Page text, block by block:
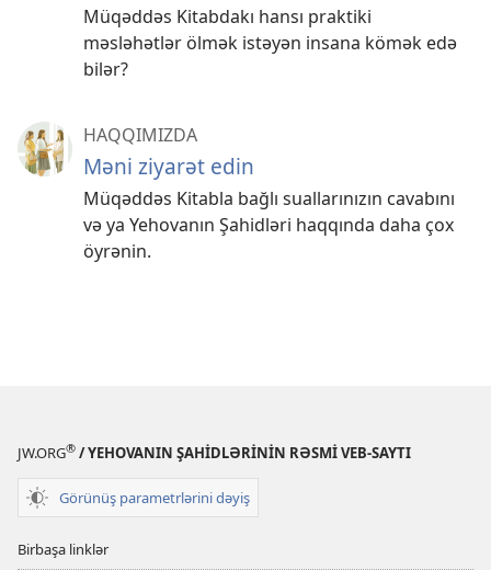
Müqəddəs Kitabdakı hansı praktiki
məsləhətlər ölmək istəyən insana kömək edə
bilər?
HAQQIMIZDA
Məni ziyarət edin
Müqəddəs Kitabla bağlı suallarınızın cavabını
və ya Yehovanın Şahidləri haqqında daha çox
öyrənin.
JW.ORG® / YEHOVANIN ŞAHİDLƏRİNİN RƏSMİ VEB-SAYTI
Görünüş parametrlərini dəyiş
Birbaşa linklər